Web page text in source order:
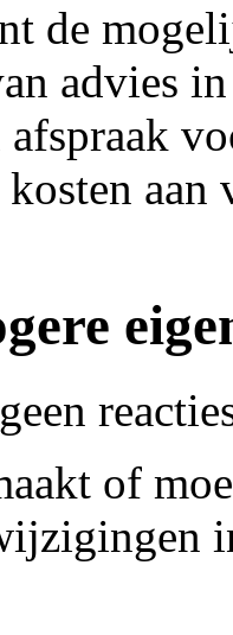
de
advies
of